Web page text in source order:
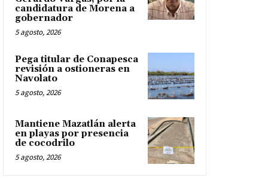
candidatura de Morena a
gobernador
5 agosto, 2026
Pega titular de Conapesca
revisión a ostioneras en
Navolato
5 agosto, 2026
Mantiene Mazatlán alerta
en playas por presencia
de cocodrilo
5 agosto, 2026